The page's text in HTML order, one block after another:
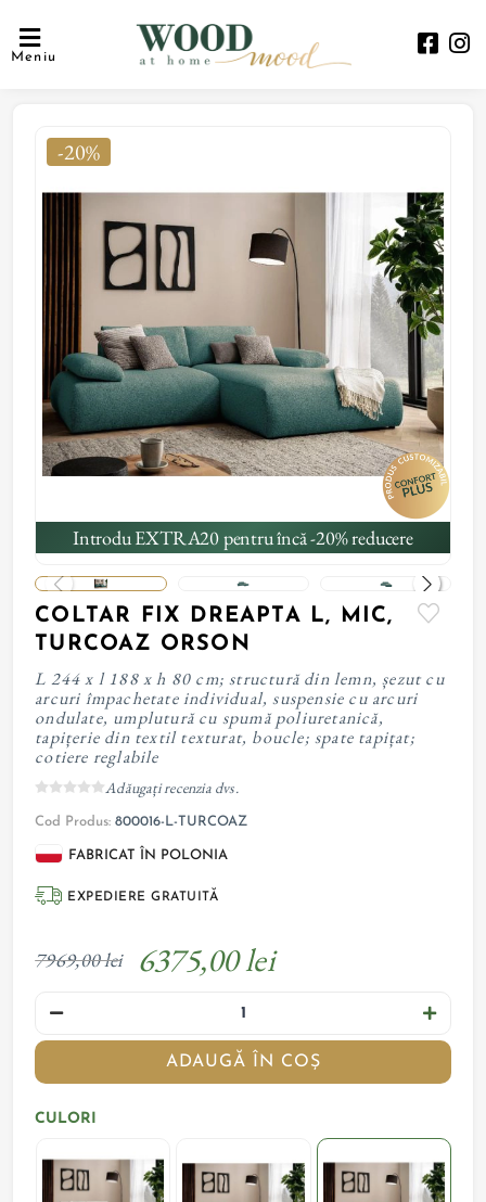
Meniu
-20%
Introdu EXTRA20 pentru încă -20% reducere
COLTAR FIX DREAPTA L, MIC,
TURCOAZ ORSON
L 244 x l 188 x h 80 cm; structură din lemn, șezut cu
arcuri împachetate individual, suspensie cu arcuri
ondulate, umplutură cu spumă poliuretanică,
tapițerie din textil texturat, boucle; spate tapițat;
cotiere reglabile
Adăugați recenzia dvs.
Cod Produs: 800016-L-TURCOAZ
FABRICAT ÎN POLONIA
EXPEDIERE GRATUITĂ
7969,00 lei 6375,00 lei
ADAUGĂ ÎN COȘ
CULORI